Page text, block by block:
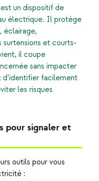
un dispositif de
électrique. Il protège
éclairage,
et courts-
il coupe
sans impacter
facilement
les risques
pour signaler et
outils pour vous
: